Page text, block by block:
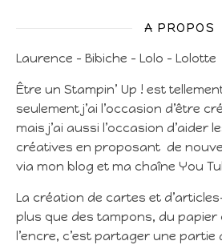
A PROPOS
Laurence – Bibiche – Lolo – Lolotte
Être un Stampin’ Up ! est
seulement j’ai l’occasion d’être
mais j’ai aussi l’occasion d’aider
créatives en proposant de
via mon blog et ma chaîne You
La création de cartes et
plus que des tampons, du papier
l’encre, c’est partager une